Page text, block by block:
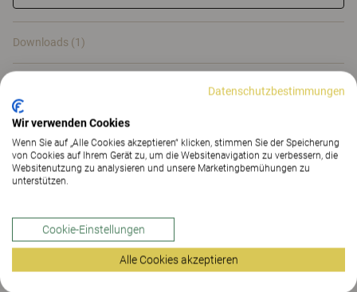
Downloads (1)
Downloads (
Clevere Optionen und
Zubehör für Arbeits- und
Besprechungstische
Datenschutzbestimmungen
Wir verwenden Cookies
Wenn Sie auf „Alle Cookies akzeptieren“ klicken, stimmen Sie der Speicherung
von Cookies auf Ihrem Gerät zu, um die Websitenavigation zu verbessern, die
Websitenutzung zu analysieren und unsere Marketingbemühungen zu
unterstützen.
Cookie-Einstellungen
Alle Cookies akzeptieren